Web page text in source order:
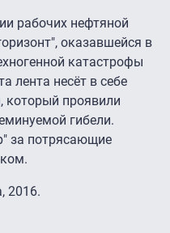
рабочих нефтяной
оказавшейся в
катастрофы
лента несёт в себе
который проявили
гибели.
за потрясающие
2016.